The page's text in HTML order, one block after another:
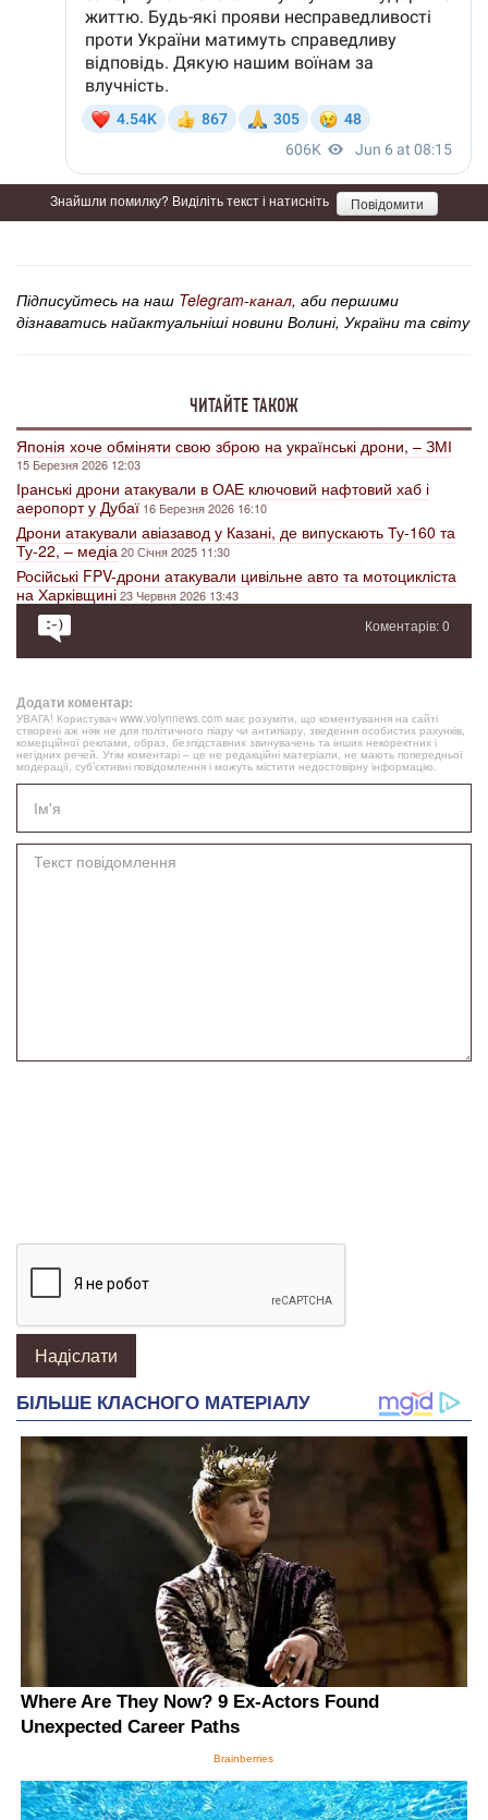
Знайшли помилку? Виділіть текст і натисніть Повідомити
Підписуйтесь на наш Telegram-канал, аби першими
дізнаватись найактуальніші новини Волині, України та світу
ЧИТАЙТЕ ТАКОЖ
Японія хоче обміняти свою зброю на українські дрони, – ЗМІ
15 Березня 2026 12:03
Іранські дрони атакували в ОАЕ ключовий нафтовий хаб і
аеропорт у Дубаї 16 Березня 2026 16:10
Дрони атакували авіазавод у Казані, де випускають Ту-160 та
Ту-22, – медіа20 Січня 2025 11:30
Російські FPV-дрони атакували цивільне авто та мотоцикліста
на Харківщині23 Червня 2026 13:43
Коментарів: 0
Додати коментар:
УВАГА! Користувач www.volynnews.com має розуміти, що коментування на сайті
створені аж ніяк не для політичного піару чи антипіару, зведення особистих рахунків,
комерційної реклами, образ, безпідставних звинувачень та інших некоректних і
негідних речей. Утім коментарі – це не редакційні матеріали, не мають попередньої
модерації, суб’єктивні повідомлення і можуть містити недостовірну інформацію.